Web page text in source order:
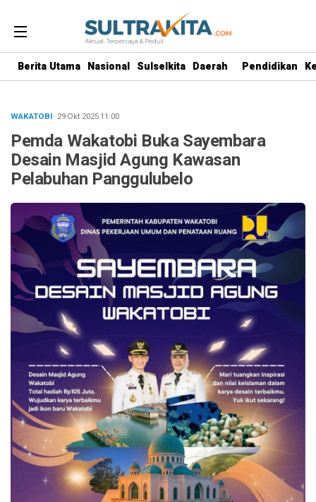
Berita Utama Nasional Sulselkita Daerah Pendidikan
WAKATOBI· 29 Okt 202511:00
Pemda Wakatobi Buka Sayembara
Desain Masjid Agung Kawasan
Pelabuhan Panggulubelo